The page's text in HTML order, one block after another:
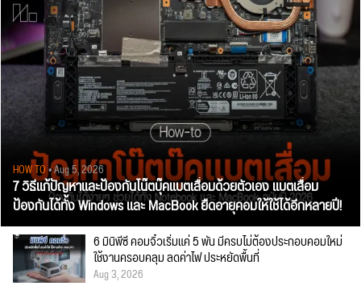
HOW TO• Aug 5, 2026
7 วิธีแก้ปัญหาและป้องกันโน๊ตบุ๊คแบตเสื่อมด้วยตัวเอง แบตเสื่อม
ป้องกันได้ทั้ง Windows และ MacBook ยืดอายุคอมให้ใช้ได้อีกหลายปี!
6 มินิพีซี คอมจิ๋วเริ่มแค่ 5 พัน มีครบไม่ต้องประกอบคอมใหม่
ใช้งานครอบคลุม ลดค่าไฟ ประหยัดพื้นที่
Aug 3, 2026